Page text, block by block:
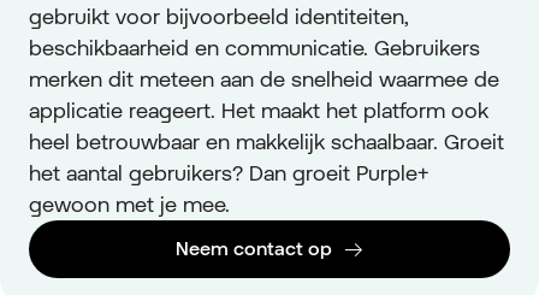
gebruikt voor bijvoorbeeld identiteiten,
beschikbaarheid en communicatie. Gebruikers
merken dit meteen aan de snelheid waarmee de
applicatie reageert. Het maakt het platform ook
heel betrouwbaar en makkelijk schaalbaar. Groeit
het aantal gebruikers? Dan groeit Purple+
gewoon met je mee.
Neem contact op